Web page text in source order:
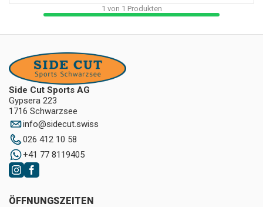
1 von 1 Produkten
Side Cut Sports AG
Gypsera 223
1716 Schwarzsee
info@sidecut.swiss
026 412 10 58
+41 77 8119405
ÖFFNUNGSZEITEN